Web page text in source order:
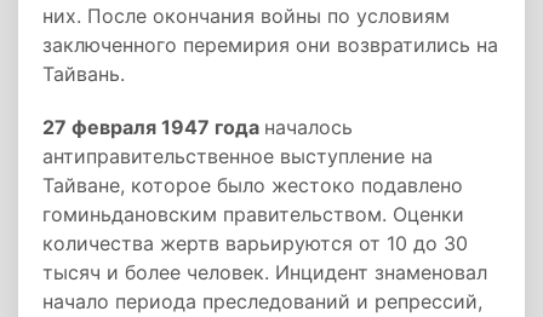
них. После окончания войны по условиям
заключенного перемирия они возвратились на
Тайвань.
27 февраля 1947 года началось
антиправительственное выступление на
Тайване, которое было жестоко подавлено
гоминьдановским правительством. Оценки
количества жертв варьируются от 10 до 30
тысяч и более человек. Инцидент знаменовал
начало периода преследований и репрессий,